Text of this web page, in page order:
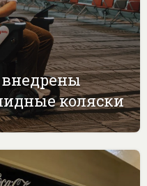
внедрены
коляски